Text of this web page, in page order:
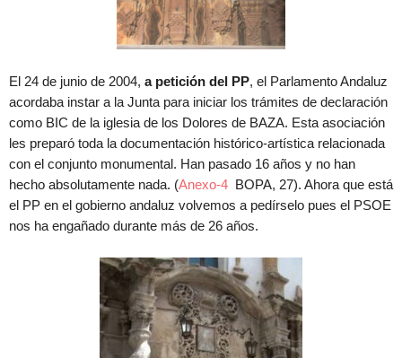
El 24 de junio de 2004, a petición del PP, el Parlamento Andaluz
acordaba instar a la Junta para iniciar los trámites de declaración
como BIC de la iglesia de los Dolores de BAZA. Esta asociación
les preparó toda la documentación histórico-artística relacionada
con el conjunto monumental. Han pasado 16 años y no han
hecho absolutamente nada. (Anexo-4 BOPA, 27). Ahora que está
el PP en el gobierno andaluz volvemos a pedírselo pues el PSOE
nos ha engañado durante más de 26 años.